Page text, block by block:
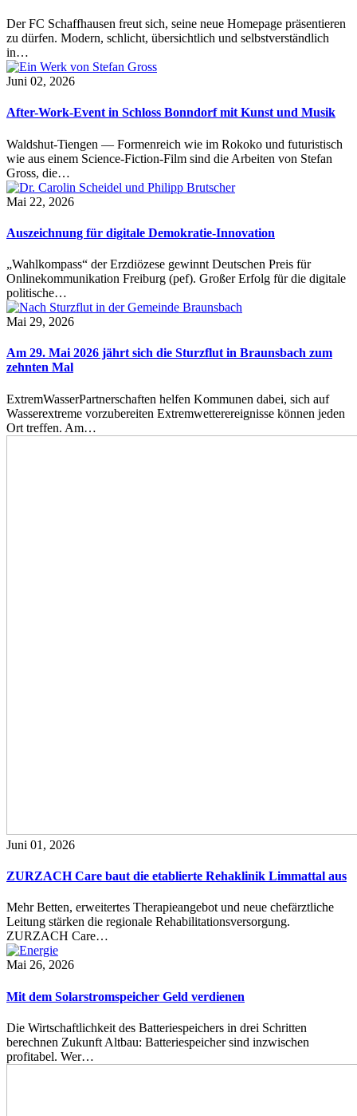
Der FC Schaffhausen freut sich, seine neue Homepage präsentieren
zu dürfen. Modern, schlicht, übersichtlich und selbstverständlich
in…
Juni 02, 2026
After-Work-Event in Schloss Bonndorf mit Kunst und Musik
Waldshut-Tiengen — Formenreich wie im Rokoko und futuristisch
wie aus einem Science-Fiction-Film sind die Arbeiten von Stefan
Gross, die…
Mai 22, 2026
Auszeichnung für digitale Demokratie-Innovation
„Wahlkompass“ der Erzdiözese gewinnt Deutschen Preis für
Onlinekommunikation Freiburg (pef). Großer Erfolg für die digitale
politische…
Mai 29, 2026
Am 29. Mai 2026 jährt sich die Sturzflut in Braunsbach zum
zehnten Mal
ExtremWasserPartnerschaften helfen Kommunen dabei, sich auf
Wasserextreme vorzubereiten Extremwetterereignisse können jeden
Ort treffen. Am…
Juni 01, 2026
ZURZACH Care baut die etablierte Rehaklinik Limmattal aus
Mehr Betten, erweitertes Therapieangebot und neue chefärztliche
Leitung stärken die regionale Rehabilitationsversorgung.
ZURZACH Care…
Mai 26, 2026
Mit dem Solarstromspeicher Geld verdienen
Die Wirtschaftlichkeit des Batteriespeichers in drei Schritten
berechnen Zukunft Altbau: Batteriespeicher sind inzwischen
profitabel. Wer…